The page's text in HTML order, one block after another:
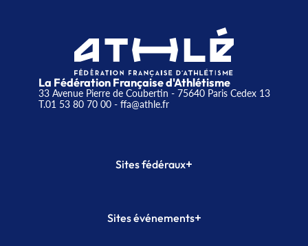
La Fédération Française d'Athlétisme
33 Avenue Pierre de Coubertin - 75640 Paris Cedex 13
T.01 53 80 70 00- ffa@athle.fr
Sites fédéraux+
Plateforme Formation
Sites événements+